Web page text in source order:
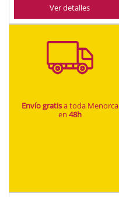
Ver detalles
Envío gratisa toda Menorca
en 48h